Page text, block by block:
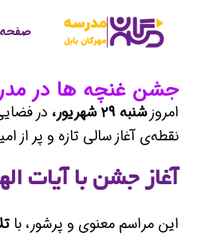
جشن غنچه ها در
امروزشنبه ۲۹ شهریور، در
نقطه‌ی آغاز سالی تازه و پر از
آغاز جشن با آیات
این مراسم معنوی و پرشور، با